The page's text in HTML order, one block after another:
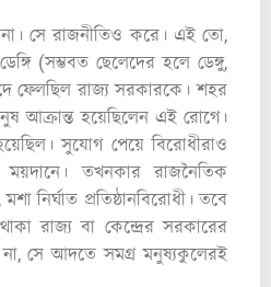
না। সে রাজনীতিও করে। এই তো,
(সম্ভবত ছেলেদের হলে ডেঙ্গু,
ফেলছিল রাজ্য সরকারকে। শহর
আক্রান্ত হয়েছিলেন এই রোগে।
সুযোগ পেয়ে বিরোধীরাও
ময়দানে। তখনকার রাজনৈতিক
নির্ঘাত প্রতিষ্ঠানবিরোধী। তবে
রাজ্য বা কেন্দ্রের সরকারের
সে আদতে সমগ্র মনুষ্যকুলেরই